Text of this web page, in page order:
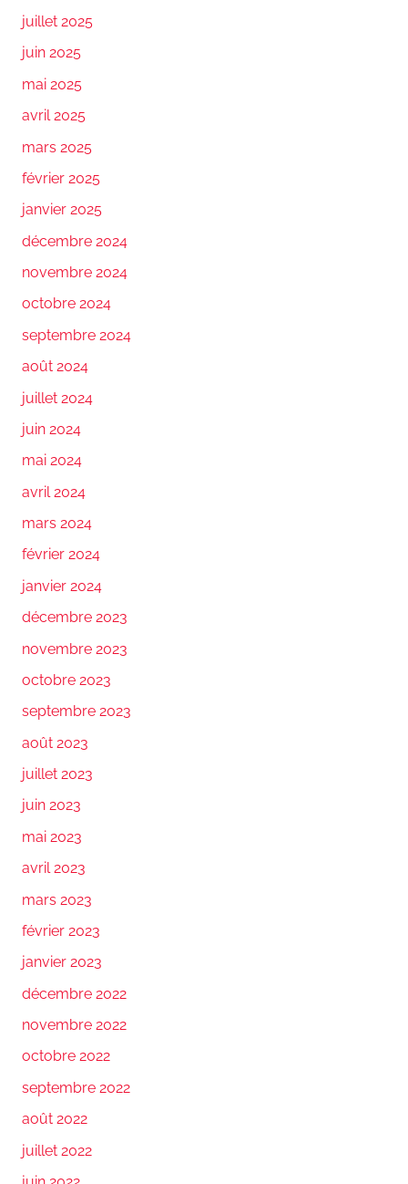
juillet 2025
juin 2025
mai 2025
avril 2025
mars 2025
février 2025
janvier 2025
décembre 2024
novembre 2024
octobre 2024
septembre 2024
août 2024
juillet 2024
juin 2024
mai 2024
avril 2024
mars 2024
février 2024
janvier 2024
décembre 2023
novembre 2023
octobre 2023
septembre 2023
août 2023
juillet 2023
juin 2023
mai 2023
avril 2023
mars 2023
février 2023
janvier 2023
décembre 2022
novembre 2022
octobre 2022
septembre 2022
août 2022
juillet 2022